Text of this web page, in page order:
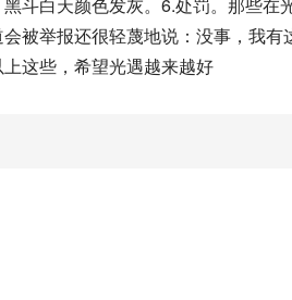
被举报还很轻蔑地说：没事，我有
这些，希望光遇越来越好